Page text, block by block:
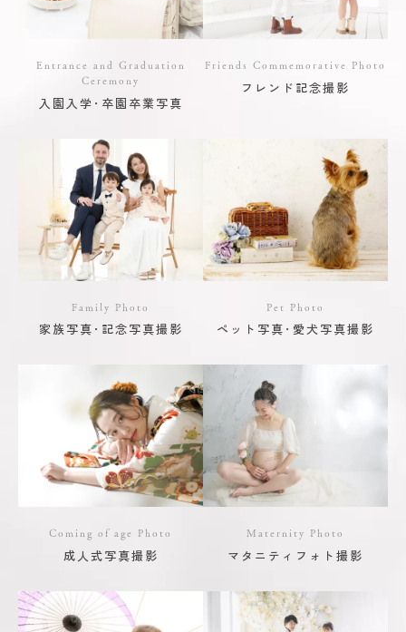
Entrance and Graduation
Ceremony
入園入学･卒園卒業写真
Friends Commemorative Photo
フレンド記念撮影
Family Photo
家族写真･記念写真撮影
Pet Photo
ペット写真･愛犬写真撮影
Coming of age Photo
成人式写真撮影
Maternity Photo
マタニティフォト撮影